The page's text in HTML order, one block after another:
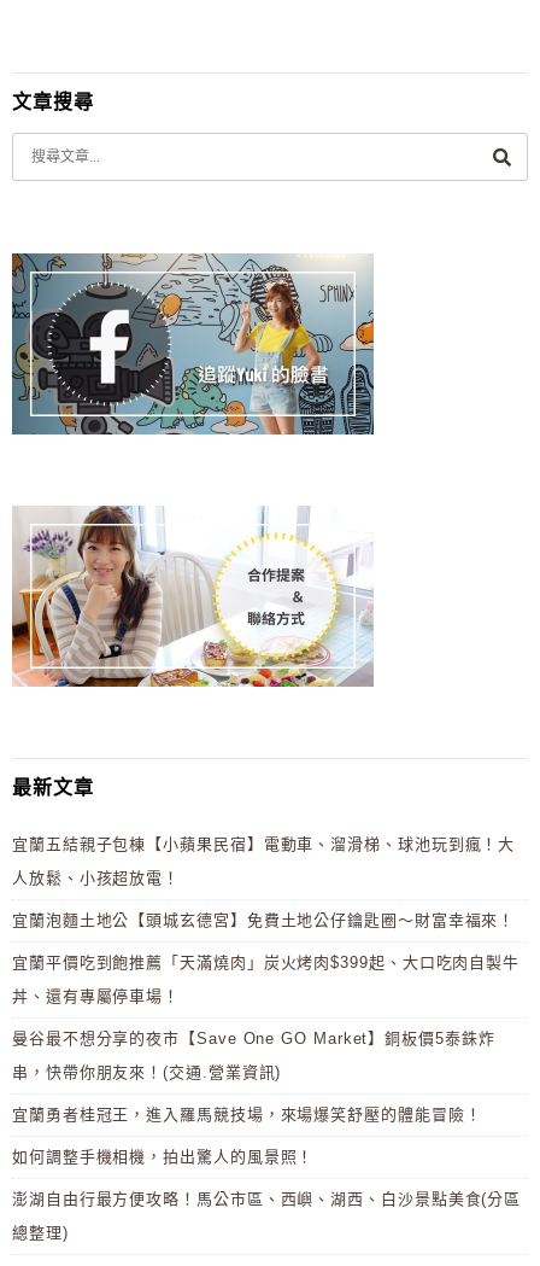
文章搜尋
最新文章
宜蘭五結親子包棟【小蘋果民宿】電動車、溜滑梯、球池玩到瘋！大
人放鬆、小孩超放電！
宜蘭泡麵土地公【頭城玄德宮】免費土地公仔鑰匙圈～財富幸福來！
宜蘭平價吃到飽推薦「天滿燒肉」炭火烤肉$399起、大口吃肉自製牛
丼、還有專屬停車場！
曼谷最不想分享的夜市【Save One GO Market】銅板價5泰銖炸
串，快帶你朋友來！(交通.營業資訊)
宜蘭勇者桂冠王，進入羅馬競技場，來場爆笑舒壓的體能冒險！
如何調整手機相機，拍出驚人的風景照！
澎湖自由行最方便攻略！馬公市區、西嶼、湖西、白沙景點美食(分區
總整理)